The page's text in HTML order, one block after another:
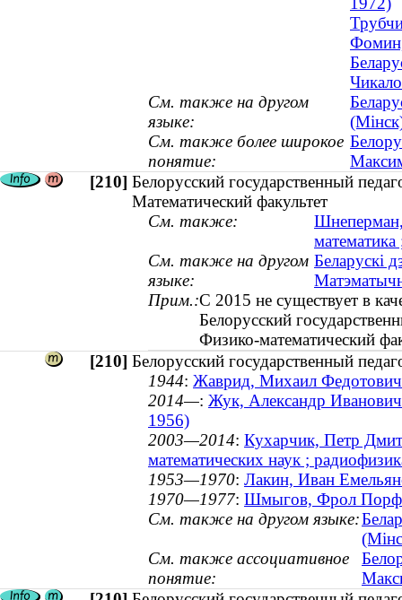
См. также на другом
языке:
См. также более широкое
понятие:
[210] Белорусский государственный
Математический факультет
См. также:
Шнеперман,
См. также на другом
языке:
Беларускі
Прим.:С 2015 не существует в
Белорусский
Физико-математический
[210] Белорусский государственный
1944: Жаврид, Михаил Федотович
2014—: Жук, Александр Иванович
1956)
2003—2014: Кухарчик, Петр
математических наук ;
1953—1970: Лакин, Иван
1970—1977: Шмыгов, Фрол
См. также на другом языке:
См. также ассоциативное
понятие: